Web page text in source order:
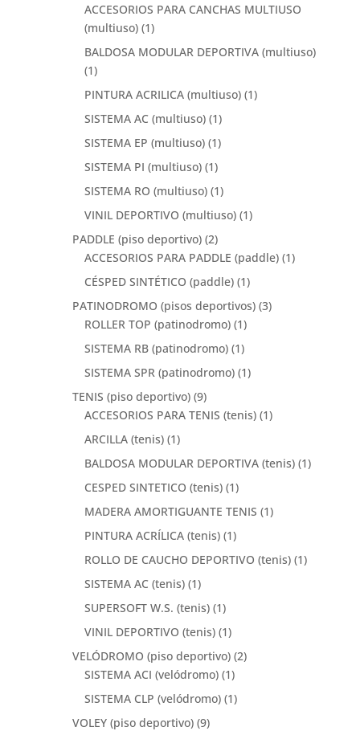
ACCESORIOS PARA CANCHAS MULTIUSO
(multiuso) (1)
BALDOSA MODULAR DEPORTIVA (multiuso)
(1)
PINTURA ACRILICA (multiuso) (1)
SISTEMA AC (multiuso) (1)
SISTEMA EP (multiuso) (1)
SISTEMA PI (multiuso) (1)
SISTEMA RO (multiuso) (1)
VINIL DEPORTIVO (multiuso) (1)
PADDLE (piso deportivo) (2)
ACCESORIOS PARA PADDLE (paddle) (1)
CÉSPED SINTÉTICO (paddle) (1)
PATINODROMO (pisos deportivos) (3)
ROLLER TOP (patinodromo) (1)
SISTEMA RB (patinodromo) (1)
SISTEMA SPR (patinodromo) (1)
TENIS (piso deportivo) (9)
ACCESORIOS PARA TENIS (tenis) (1)
ARCILLA (tenis) (1)
BALDOSA MODULAR DEPORTIVA (tenis) (1)
CESPED SINTETICO (tenis) (1)
MADERA AMORTIGUANTE TENIS (1)
PINTURA ACRÍLICA (tenis) (1)
ROLLO DE CAUCHO DEPORTIVO (tenis) (1)
SISTEMA AC (tenis) (1)
SUPERSOFT W.S. (tenis) (1)
VINIL DEPORTIVO (tenis) (1)
VELÓDROMO (piso deportivo) (2)
SISTEMA ACI (velódromo) (1)
SISTEMA CLP (velódromo) (1)
VOLEY (piso deportivo) (9)